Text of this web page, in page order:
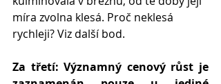
míra zvolna klesá. Proč neklesá
rychleji? Viz další bod.
Za třetí: Významný cenový růst je